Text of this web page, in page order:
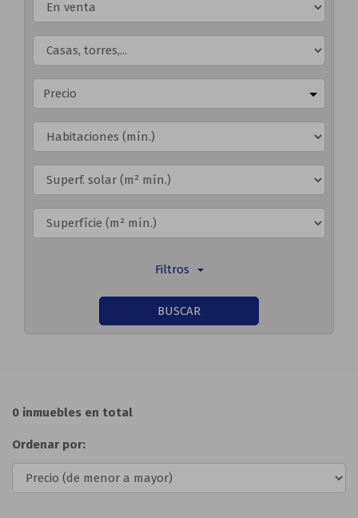
Precio
Filtros
BUSCAR
0 inmuebles en total
Ordenar por: